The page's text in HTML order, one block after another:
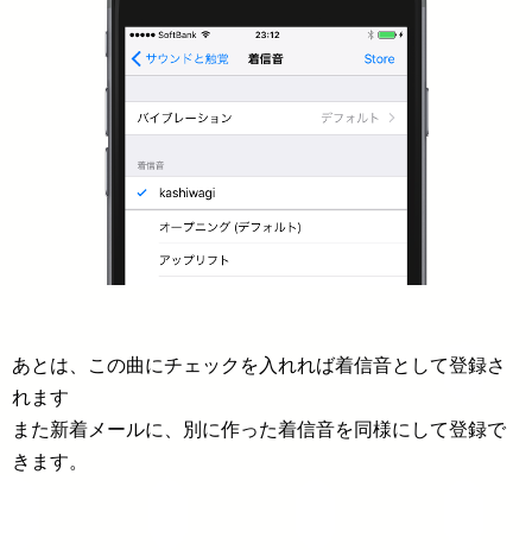
あとは、この曲にチェックを入れれば着信音として登録さ
れます
また新着メールに、別に作った着信音を同様にして登録で
きます。